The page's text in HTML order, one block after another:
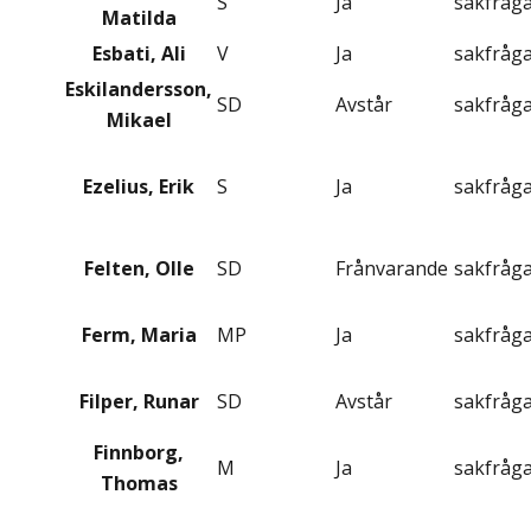
Matilda
Esbati, Ali
V Ja
Eskilandersson,
Mikael
SD Avstår
Ezelius, Erik S Ja
Felten, Olle SD Frånvarande
Ferm, Maria MP Ja
Filper, Runar SD Avstår
Finnborg,
Thomas
M Ja